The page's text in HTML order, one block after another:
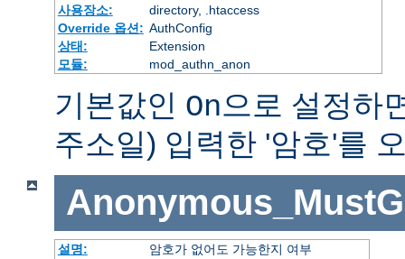
사용장소:
directory, .htaccess
Override 옵션: AuthConfig
상태:
Extension
모듈:
mod_authn_anon
기본값인 On으로 설정하
주소일) 입력한 '암호'를
설명:
암호가 없어도 가능한지 여부